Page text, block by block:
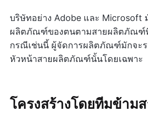
บริษัทอย่าง Adobe และ Microsoft
ผลิตภัณฑ์ของตนตามสายผลิตภัณฑ์
กรณีเช่นนี้ ผู้จัดการผลิตภัณฑ์มักจะร
หัวหน้าสายผลิตภัณฑ์นั้นโดยเฉพาะ
โครงสร้างโดยทีมข้าม